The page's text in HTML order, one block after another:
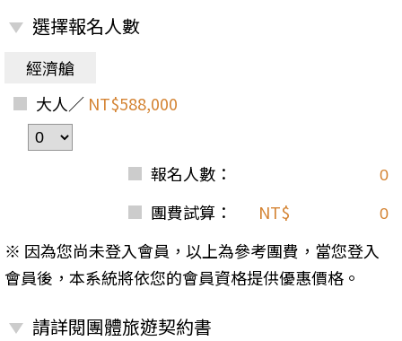
選擇報名人數
經濟艙
大人／ NT$588,000
報名人數：
團費試算：
NT$
※ 因為您尚未登入會員，以上為參考團費，當您登入
會員後，本系統將依您的會員資格提供優惠價格。
請詳閱團體旅遊契約書